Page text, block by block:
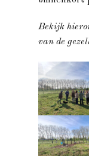
Bekijk
van de